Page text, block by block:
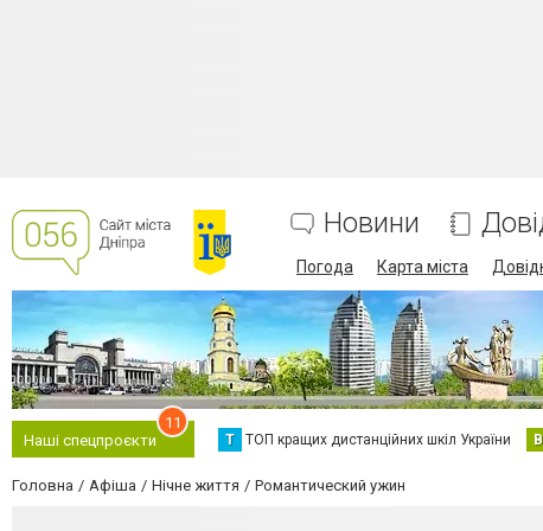
Новини
Погода Карта міста
Наші спецпроєкти
11
Т ТОП кращих дистанційних шкіл України В
Головна Афіша Нічне життя Романтический ужин